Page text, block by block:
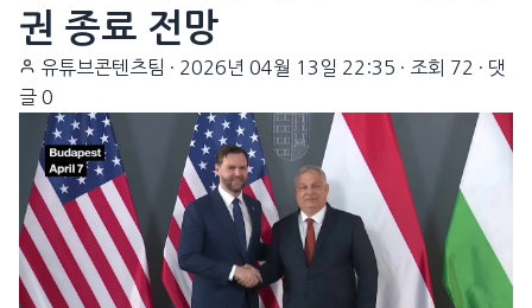
권 종료 전망
유튜브콘텐츠팀 · 2026년 04월 13일 22:35 · 조회 72 · 댓
글 0